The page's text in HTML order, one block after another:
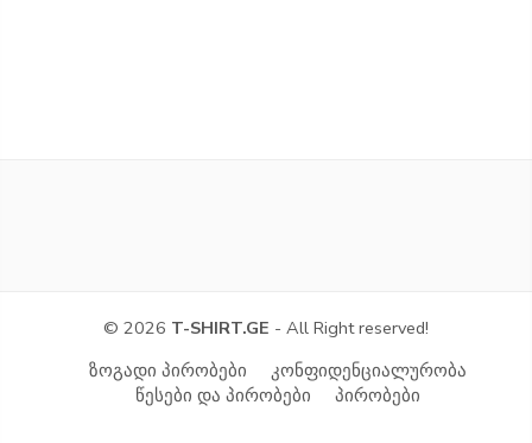
© 2026 T-SHIRT.GE - All Right reserved!
ზოგადი პირობები
კონფიდენციალურობა
წესები და პირობები
პირობები